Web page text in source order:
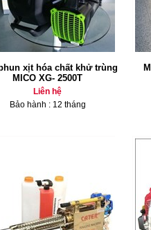
xịt hóa chất khử trùng
MICO XG- 2500T
Liên hệ
Bảo hành : 12 tháng